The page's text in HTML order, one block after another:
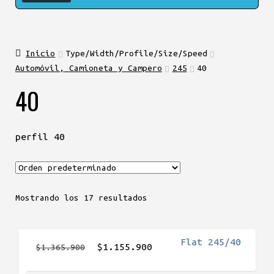
Inicio
Type/Width/Profile/Size/Speed
Automóvil, Camioneta y Campero
245 40
40
perfil 40
Mostrando los 17 resultados
$1.365.900
El$1.155.900El